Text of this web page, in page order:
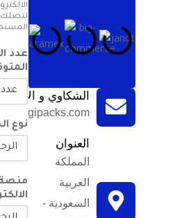
الشكاوي و الاقتراحات
support@diggipacks.com
العربية
السعودية -
الالكتروني الخاص بك
لتصلك رسالة تأكيدية بكل
المستجدات
عدد الطلبات
المتوقعة شهرياً
نوع الخدمة المطلوبة
منصة المتجر
الالكتروني